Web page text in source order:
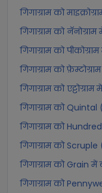
गिगाग्राम को
गिगाग्राम को
गिगाग्राम को
गिगाग्राम को
गिगाग्राम को
गिगाग्राम को
गिगाग्राम को
गिगाग्राम को
गिगाग्राम को Grain
गिगाग्राम को